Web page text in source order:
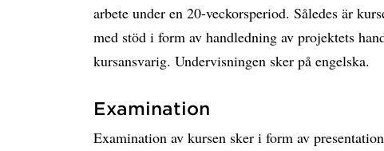
arbete under en 20-veckorsperiod. Således är
med stöd i form av handledning av projektets
kursansvarig. Undervisningen sker på engelska.
Examination
Examination av kursen sker i form av